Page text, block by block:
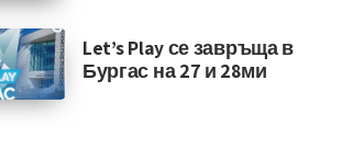
Let’s Play се завръща в
Бургас на 27 и 28ми